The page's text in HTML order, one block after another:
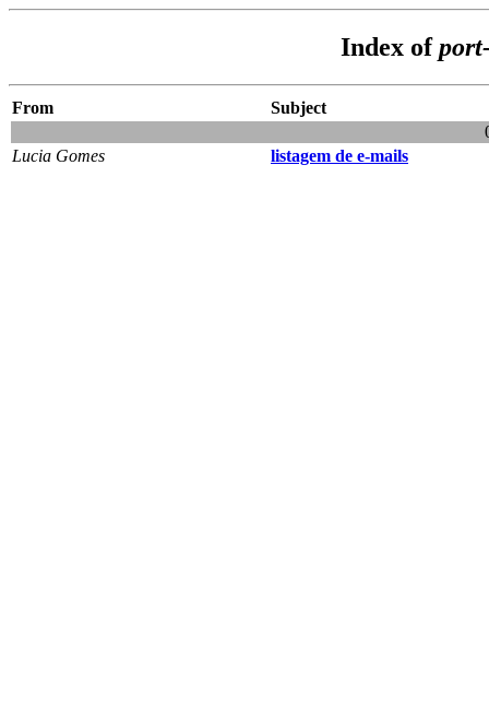
Index of
From
Subject
Lucia Gomes
listagem de e-mails